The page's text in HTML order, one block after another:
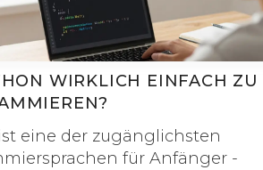
WIRKLICH EINFACH ZU
eine der zugänglichsten
für Anfänger -